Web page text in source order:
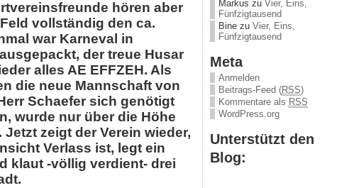
hören aber
vollständig den ca.
war Karneval in
der treue Husar
alles AE EFFZEH. Als
die neue Mannschaft von
Schaefer sich genötigt
wurde nur über die Höhe
zeigt der Verein wieder,
Verlass ist, legt ein
klaut -völlig verdient- drei
Markus zu Vier, Eins,
Fünfzigtausend
Binezu Vier, Eins,
Fünfzigtausend
Meta
Anmelden
Beitrags-Feed (RSS)
Kommentare als RSS
WordPress.org
Unterstützt den
Blog: